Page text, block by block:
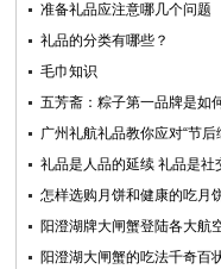
准备礼品应注意哪几个问题
礼品的分类有哪些？
毛巾知识
五芳斋：粽子第一品牌是如
广州礼航礼品教你应对“节后
礼品是人品的延续 礼品是社
怎样选购月饼和健康的吃月
阳澄湖牌大闸蟹登陆各大航
阳澄湖大闸蟹的吃法千奇百